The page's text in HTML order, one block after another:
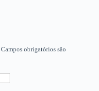
Campos obrigatórios são